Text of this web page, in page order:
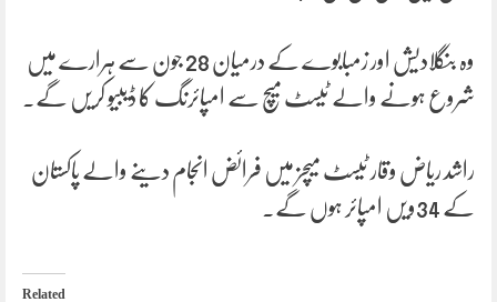
وہ بنگلادیش اور زمبابوے کے درمیان 28 جون سے ہرارے میں
شروع ہونے والے ٹیسٹ میچ سے امپائرنگ کا ڈیبیو کریں گے۔
راشد ریاض وقار ٹیسٹ میچز میں فرائض انجام دینے والے پاکستان
کے 34ویں امپائر ہوں گے۔
Related